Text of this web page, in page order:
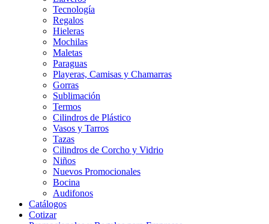
Tecnología
Regalos
Hieleras
Mochilas
Maletas
Paraguas
Playeras, Camisas y Chamarras
Gorras
Sublimación
Termos
Cilindros de Plástico
Vasos y Tarros
Tazas
Cilindros de Corcho y Vidrio
Niños
Nuevos Promocionales
Bocina
Audifonos
Catálogos
Cotizar